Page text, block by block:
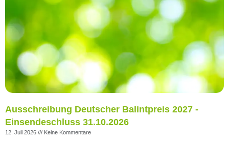
Ausschreibung Deutscher Balintpreis 2027 -
Einsendeschluss 31.10.2026
12. Juli 2026 Keine Kommentare